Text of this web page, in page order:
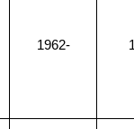
1962-